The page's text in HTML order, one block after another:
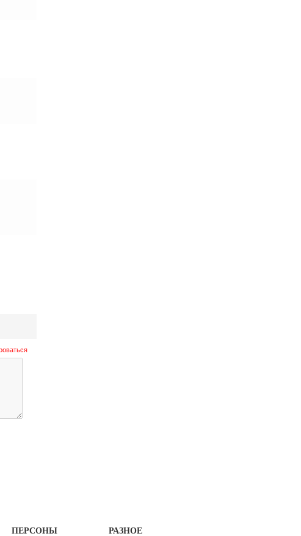
ПЕРСОНЫ РАЗНОЕ